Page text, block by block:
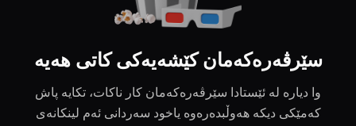
سێرڤەرەکەمان کێشەیەکی کاتی هەیە
وا دیارە لە ئێستادا سێرڤەرەکەمان کار ناکات، تکایە پاش
کەمێکی دیکە هەوڵبدەرەوە یاخود سەردانی ئەم لینکانەی